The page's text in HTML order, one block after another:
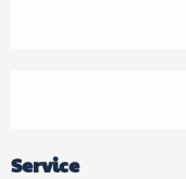
Service